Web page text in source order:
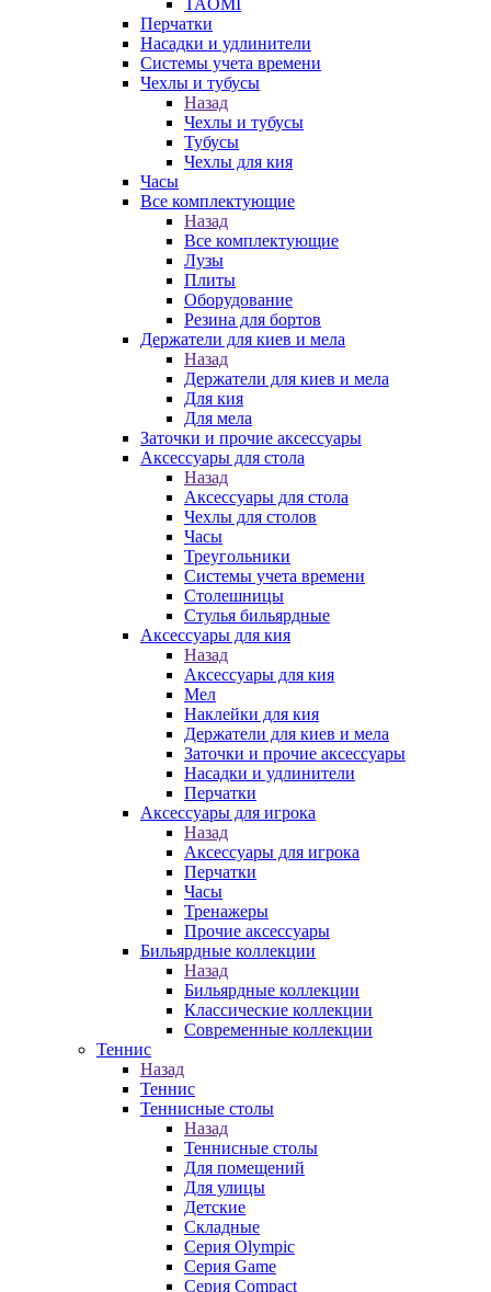
TAOMI
Перчатки
Насадки и удлинители
Системы учета времени
Чехлы и тубусы
Назад
Чехлы и тубусы
Тубусы
Чехлы для кия
Часы
Все комплектующие
Назад
Все комплектующие
Лузы
Плиты
Оборудование
Резина для бортов
Держатели для киев и мела
Назад
Держатели для киев и мела
Для кия
Для мела
Заточки и прочие аксессуары
Аксессуары для стола
Назад
Аксессуары для стола
Чехлы для столов
Часы
Треугольники
Системы учета времени
Столешницы
Стулья бильярдные
Аксессуары для кия
Назад
Аксессуары для кия
Мел
Наклейки для кия
Держатели для киев и мела
Заточки и прочие аксессуары
Насадки и удлинители
Перчатки
Аксессуары для игрока
Назад
Аксессуары для игрока
Перчатки
Часы
Тренажеры
Прочие аксессуары
Бильярдные коллекции
Назад
Бильярдные коллекции
Классические коллекции
Современные коллекции
Теннис
Назад
Теннис
Теннисные столы
Назад
Теннисные столы
Для помещений
Для улицы
Детские
Складные
Серия Olympic
Серия Game
Серия Compact